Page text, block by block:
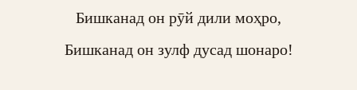
Бишканад он рӯй дили моҳро,
Бишканад он зулф дусад шонаро!